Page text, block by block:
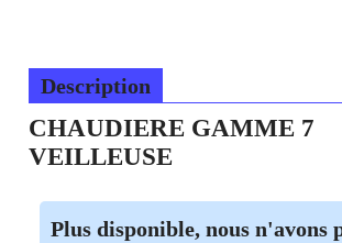
Description
CHAUDIERE GAMME 7
VEILLEUSE
Plus disponible, nous n'avons